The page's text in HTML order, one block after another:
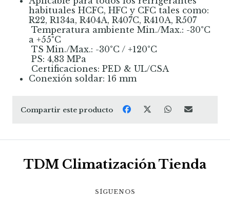
habituales HCFC, HFC y CFC tales como:
R22, R134a, R404A, R407C, R410A, R507
 Temperatura ambiente Min./Max.: -30°C
a +55°C
 TS Min./Max.: -30°C / +120°C
 PS: 4,83 MPa
 Certificaciones: PED & UL/CSA
Conexión soldar: 16 mm
Compartir este producto
TDM Climatización Tienda
SÍGUENOS